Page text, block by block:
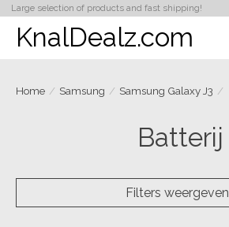
Large selection of products and fast shipping!
KnalDealz.com
Home / Samsung / Samsung Galaxy J3 /
Batterij
Filters weergeven